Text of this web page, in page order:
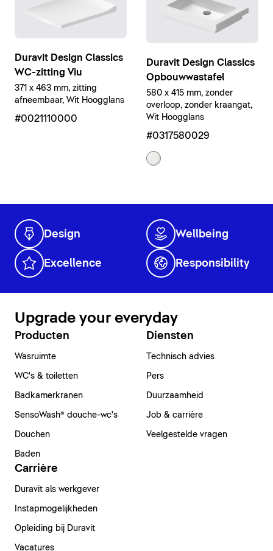
Duravit Design Classics
WC-zitting Viu
371 x 463 mm, zitting
afneembaar, Wit Hoogglans
#0021110000
Duravit Design Classics
Opbouwwastafel
580 x 415 mm, zonder
overloop, zonder kraangat,
Wit Hoogglans
#0317580029
Design Wellbeing
Excellence Responsibility
Upgrade your everyday
Producten
Wasruimte
WC's & toiletten
Badkamerkranen
SensoWash® douche-wc's
Douchen
Baden
Diensten
Technisch advies
Pers
Duurzaamheid
Job & carrière
Veelgestelde vragen
Carrière
Duravit als werkgever
Instapmogelijkheden
Opleiding bij Duravit
Vacatures